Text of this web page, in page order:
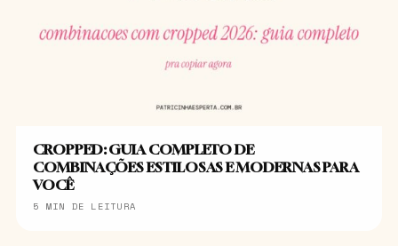
CROPPED: GUIA COMPLETO DE
COMBINAÇÕES ESTILOSAS E MODERNAS PARA
VOCÊ
5 MIN DE LEITURA